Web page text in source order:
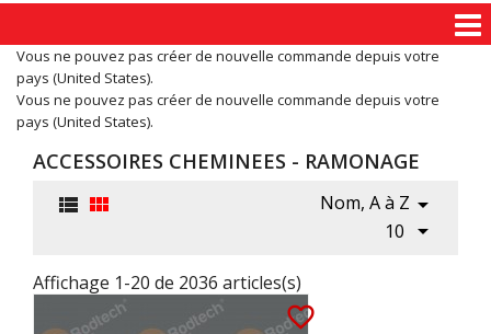
Vous ne pouvez pas créer de nouvelle commande depuis votre
pays (United States).
Vous ne pouvez pas créer de nouvelle commande depuis votre
pays (United States).
ACCESSOIRES CHEMINEES - RAMONAGE
  Nom, A à Z 
10 
Affichage 1-20 de 2036 articles(s)
favorite_border